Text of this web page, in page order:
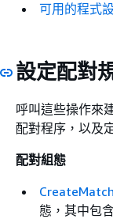
可用的程式
設定配對
呼叫這些操作來
配對程序，以及
配對組態
態，其中包